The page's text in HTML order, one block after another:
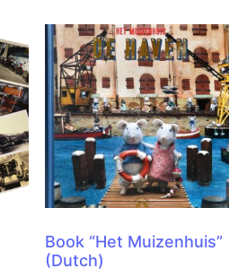
Book “Het Muizenhuis”
(Dutch)